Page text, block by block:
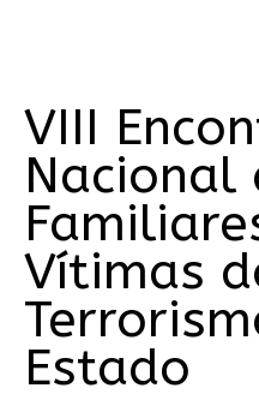
VIII
Nacional
Vítimas
Estado